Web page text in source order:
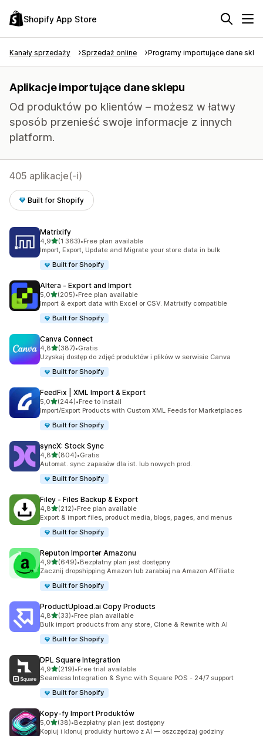
Shopify App Store
Kanały sprzedaży Sprzedaż online Programy importujące dane
Aplikacje importujące dane sklepu
Od produktów po klientów – możesz w łatwy
sposób przenieść swoje informacje z innych
platform.
405 aplikacje(-i)
Built for Shopify
Matrixify
4,9na 5 gwiazdek
(1 363)
Łączna liczba recenzji: 1363
•Free plan available
Import, Export, Update and Migrate your store data in bulk
Built for Shopify
Altera ‑ Export and Import
5,0na 5 gwiazdek
(205)
Łączna liczba recenzji: 205
•Free plan available
Import & export data with Excel or CSV. Matrixify compatible
Built for Shopify
Canva Connect
4,8na 5 gwiazdek
(387)
Łączna liczba recenzji: 387
•Gratis
Uzyskaj dostęp do zdjęć produktów i plików w serwisie Canva
Built for Shopify
FeedFix | XML Import & Export
5,0na 5 gwiazdek
(244)
Łączna liczba recenzji: 244
•Free to install
Import/Export Products with Custom XML Feeds for Marketplaces
Built for Shopify
syncX: Stock Sync
4,8na 5 gwiazdek
(804)
Łączna liczba recenzji: 804
•Gratis
Automat. sync zapasów dla ist. lub nowych prod.
Built for Shopify
Filey ‑ Files Backup & Export
4,8na 5 gwiazdek
(212)
Łączna liczba recenzji: 212
•Free plan available
Export & import files, product media, blogs, pages, and menus
Built for Shopify
Reputon Importer Amazonu
4,9na 5 gwiazdek
(649)
Łączna liczba recenzji: 649
•Bezpłatny plan jest dostępny
Zacznij dropshipping Amazon lub zarabiaj na Amazon Affiliate
Built for Shopify
ProductUpload.ai Copy Products
4,8na 5 gwiazdek
(33)
Łączna liczba recenzji: 33
•Free plan available
Bulk import products from any store, Clone & Rewrite with AI
Built for Shopify
DPL Square Integration
4,9na 5 gwiazdek
(219)
Łączna liczba recenzji: 219
•Free trial available
Seamless Integration & Sync with Square POS - 24/7 support
Built for Shopify
Kopy‑fy Import Produktów
5,0na 5 gwiazdek
(38)
Łączna liczba recenzji: 38
•Bezpłatny plan jest dostępny
Kopiuj i klonuj produkty hurtowo z AI — oszczędzaj godziny